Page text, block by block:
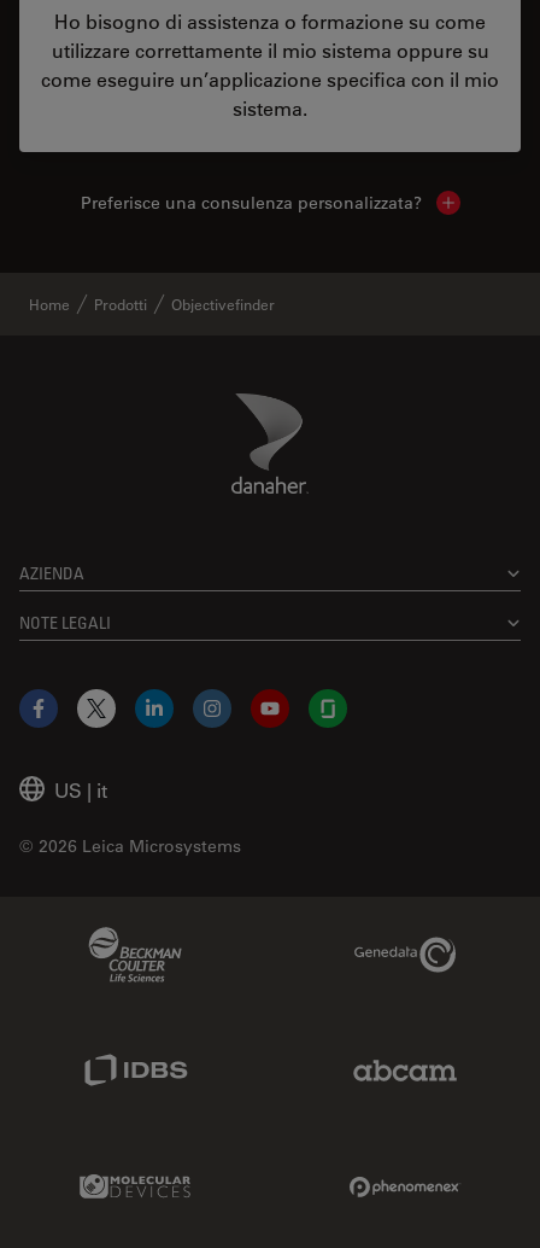
Ho bisogno di assistenza o formazione su come
utilizzare correttamente il mio sistema oppure su
come eseguire un’applicazione specifica con il mio
sistema.
Preferisce una consulenza personalizzata? Show local
Home Prodotti Objectivefinder
Danaher Logo
AZIENDA
NOTE LEGALI
US | it
© 2026 Leica Microsystems
Facebook
X LinkedInInstagramYouTubeGlassdoor
Genedata Link
Molecular Devices Link